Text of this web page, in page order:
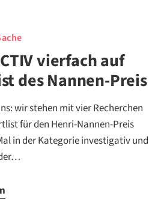
vierfach auf
des Nannen-Preis
wir stehen mit vier Recherchen
für den Henri-Nannen-Preis
in der Kategorie investigativ und